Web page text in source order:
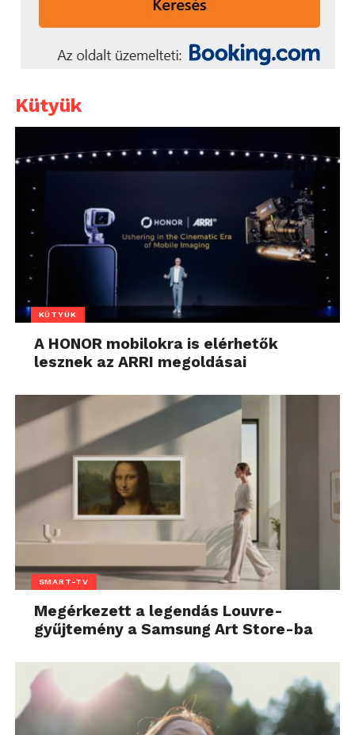
Kütyük
KÜTYÜK
A HONOR mobilokra is elérhetők
lesznek az ARRI megoldásai
SMART-TV
Megérkezett a legendás Louvre-
gyűjtemény a Samsung Art Store-ba